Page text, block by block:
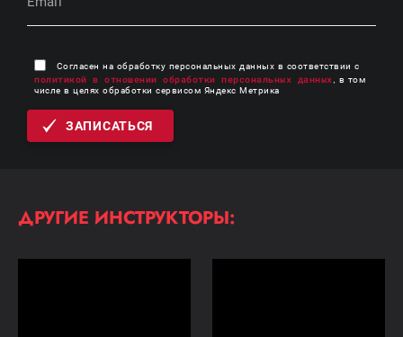
ЗАПИСАТЬСЯ
Согласен на обработку персональных данных в соответствии с
политикой в отношении обработки персональных данных , в том
числе в целях обработки сервисом Яндекс Метрика
ДРУГИЕ ИНСТРУКТОРЫ: